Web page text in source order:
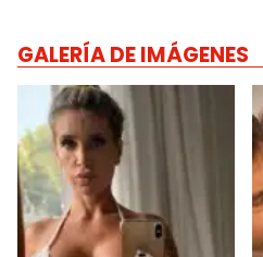
GALERÍA DE IMÁGENES